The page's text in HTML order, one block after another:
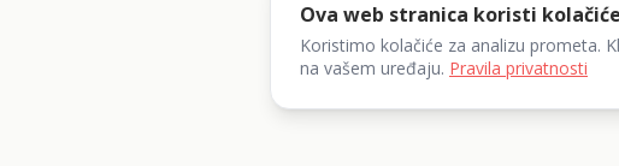
Ova web stranica koristi kolačiće
Koristimo kolačiće za analizu prometa.
na vašem uređaju. Pravila privatnosti